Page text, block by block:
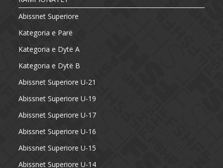
Abissnet Superiore
Kategoria e Parë
Kategoria e Dytë A
Kategoria e Dytë B
Abissnet Superiore U-21
Abissnet Superiore U-19
Abissnet Superiore U-17
Abissnet Superiore U-16
Abissnet Superiore U-15
Abissnet Superiore U-14